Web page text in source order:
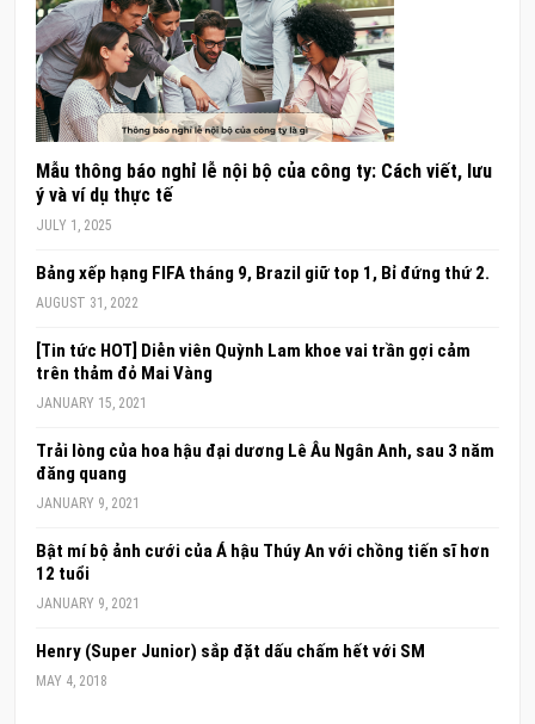
Mẫu thông báo nghỉ lễ nội bộ của công ty: Cách viết, lưu
ý và ví dụ thực tế
JULY 1, 2025
Bảng xếp hạng FIFA tháng 9, Brazil giữ top 1, Bỉ đứng thứ 2.
AUGUST 31, 2022
[Tin tức HOT] Diễn viên Quỳnh Lam khoe vai trần gợi cảm
trên thảm đỏ Mai Vàng
JANUARY 15, 2021
Trải lòng của hoa hậu đại dương Lê Âu Ngân Anh, sau 3 năm
đăng quang
JANUARY 9, 2021
Bật mí bộ ảnh cưới của Á hậu Thúy An với chồng tiến sĩ hơn
12 tuổi
JANUARY 9, 2021
Henry (Super Junior) sắp đặt dấu chấm hết với SM
MAY 4, 2018